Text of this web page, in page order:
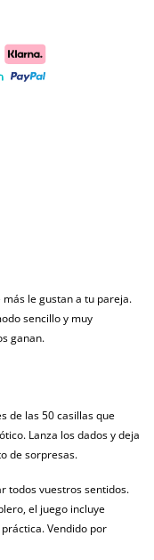
le gustan a tu pareja.
sencillo y muy
ganan.
de las 50 casillas que
Lanza los dados y deja
de sorpresas.
todos vuestros sentidos.
el juego incluye
Vendido por